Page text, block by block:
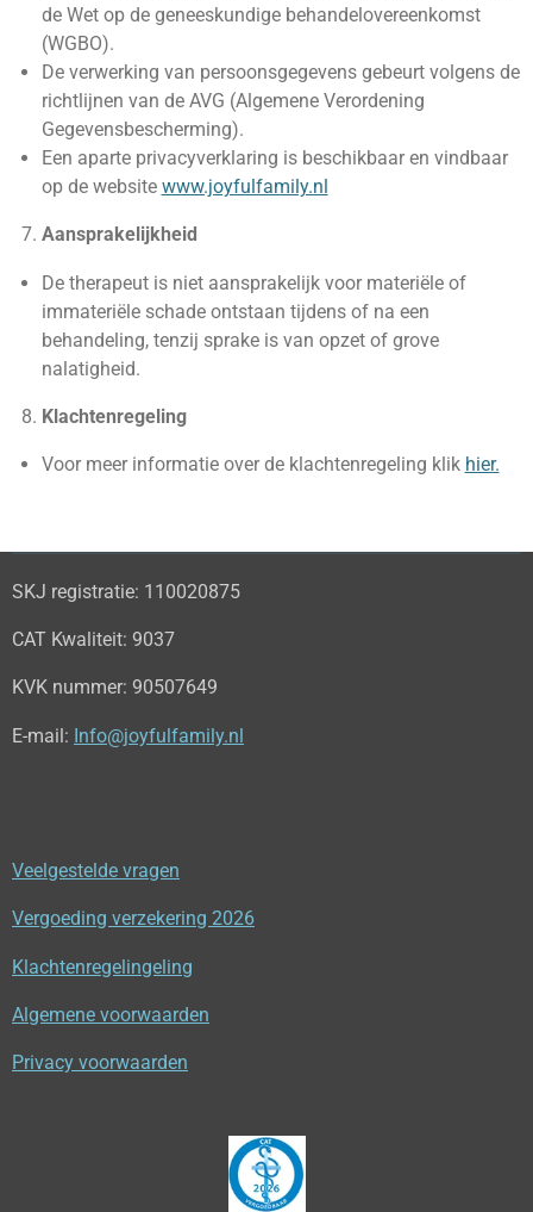
de Wet op de geneeskundige behandelovereenkomst
(WGBO).
De verwerking van persoonsgegevens gebeurt volgens de
richtlijnen van de AVG (Algemene Verordening
Gegevensbescherming).
Een aparte privacyverklaring is beschikbaar en vindbaar
op de website www.joyfulfamily.nl
Aansprakelijkheid
De therapeut is niet aansprakelijk voor materiële of
immateriële schade ontstaan tijdens of na een
behandeling, tenzij sprake is van opzet of grove
nalatigheid.
Klachtenregeling
Voor meer informatie over de klachtenregeling klik hier.
SKJ registratie: 110020875
CAT Kwaliteit: 9037
KVK nummer: 90507649
E-mail: Info@joyfulfamily.nl
Veelgestelde vragen
Vergoeding verzekering 2026
Klachtenregelingeling
Algemene voorwaarden
Privacy voorwaarden